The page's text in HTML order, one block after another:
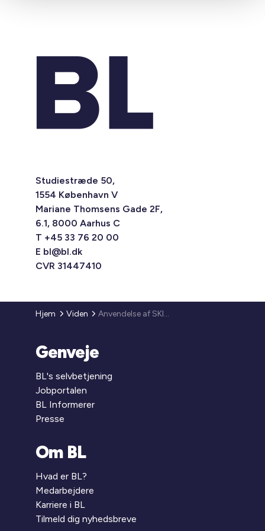
Studiestræde 50,
1554 København V
Mariane Thomsens Gade 2F,
6.1, 8000 Aarhus C
T +45 33 76 20 00
E bl@bl.dk
CVR 31447410
Hjem Viden Anvendelse af SKI-rammeaftaler
Genveje
BL's selvbetjening
Jobportalen
BL Informerer
Presse
Om BL
Hvad er BL?
Medarbejdere
Karriere i BL
Tilmeld dig nyhedsbreve